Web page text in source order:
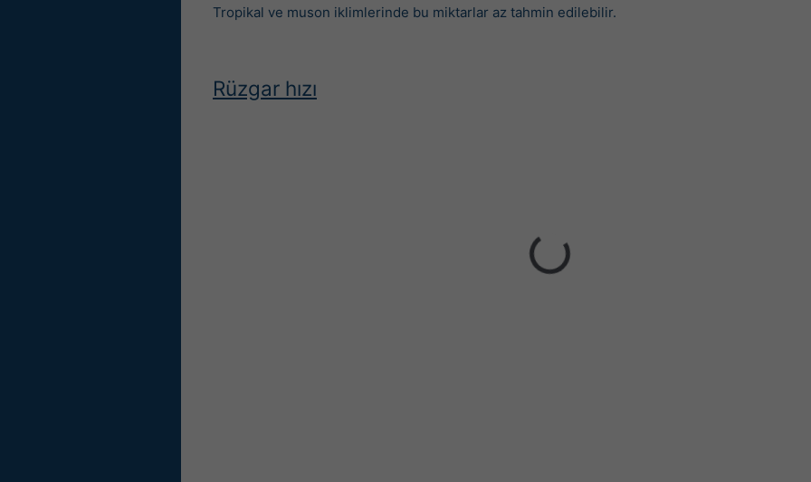
Tropikal ve muson iklimlerinde bu miktarlar az tahmin edilebilir.
Rüzgar hızı